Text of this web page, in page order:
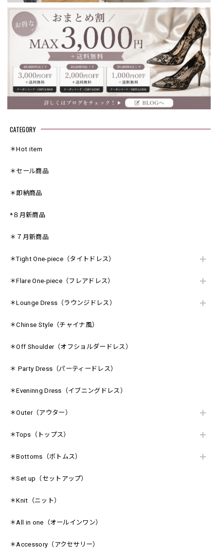
CATEGORY
＊Hot item
＊セール商品
＊即納商品
*８月新商品
＊７月新商品
＊Tight One-piece（タイトドレス）
＊Flare One-piece（フレアドレス）
＊Lounge Dress（ラウンジドレス）
＊Chinse Style（チャイナ風）
＊Off Shoulder（オフショルダードレス）
＊ Party Dress（パーティードレス）
＊Eveninng Dress（イブニングドレス）
＊Outer（アウター）
＊Tops（トップス）
＊Bottoms（ボトムス）
＊Set up（セットアップ）
＊Knit（ニット）
＊All in one（オールインワン）
＊Accessory（アクセサリー）